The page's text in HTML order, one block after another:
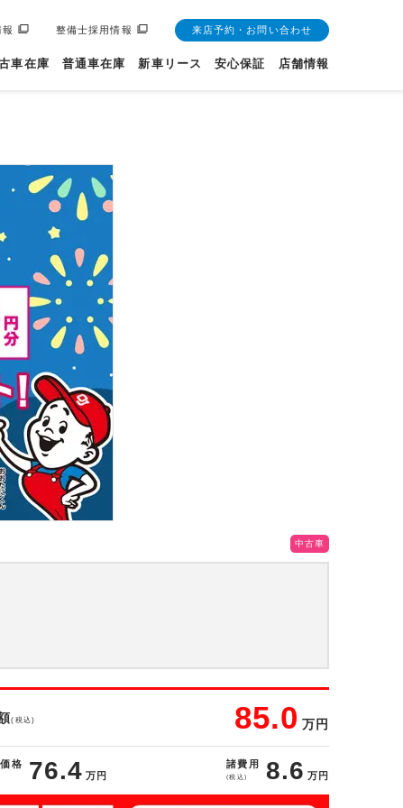
整備士採用情報 来店予約・お問い合わせ
車在庫 普通車在庫 新車リース 安心保証 店舗情報
中古車
(税込) 85.0 万円
格 76.4 万円
諸費用
(税込) 8.6 万円